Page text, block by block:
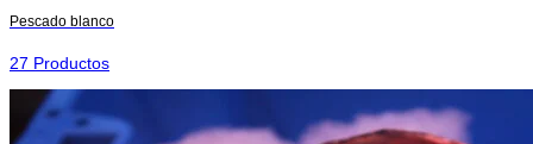
Pescado blanco
27 Productos